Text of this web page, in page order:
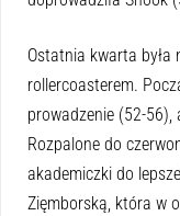
Ostatnia kwarta była
rollercoasterem.
prowadzenie (52-56),
Rozpalone do
akademiczki do
Zięmborską, która w